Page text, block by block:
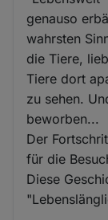
genauso
wahrsten
die Tiere,
Tiere dort
zu sehen.
beworben...
Der
für die
Diese